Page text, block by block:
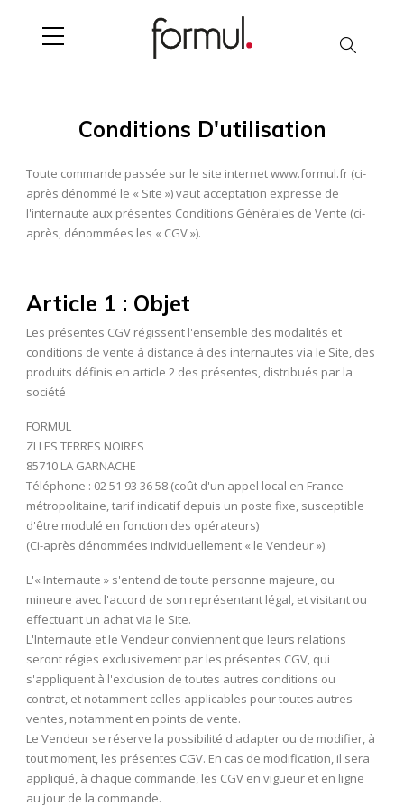
Chercher
Conditions D'utilisation
Toute commande passée sur le site internet www.formul.fr (ci-
après dénommé le « Site ») vaut acceptation expresse de
l'internaute aux présentes Conditions Générales de Vente (ci-
après, dénommées les « CGV »).
Article 1 : Objet
Les présentes CGV régissent l'ensemble des modalités et
conditions de vente à distance à des internautes via le Site, des
produits définis en article 2 des présentes, distribués par la
société
FORMUL
ZI LES TERRES NOIRES
85710 LA GARNACHE
Téléphone : 02 51 93 36 58 (coût d'un appel local en France
métropolitaine, tarif indicatif depuis un poste fixe, susceptible
d'être modulé en fonction des opérateurs)
(Ci-après dénommées individuellement « le Vendeur »).
L'« Internaute » s'entend de toute personne majeure, ou
mineure avec l'accord de son représentant légal, et visitant ou
effectuant un achat via le Site.
L'Internaute et le Vendeur conviennent que leurs relations
seront régies exclusivement par les présentes CGV, qui
s'appliquent à l'exclusion de toutes autres conditions ou
contrat, et notamment celles applicables pour toutes autres
ventes, notamment en points de vente.
Le Vendeur se réserve la possibilité d'adapter ou de modifier, à
tout moment, les présentes CGV. En cas de modification, il sera
appliqué, à chaque commande, les CGV en vigueur et en ligne
au jour de la commande.